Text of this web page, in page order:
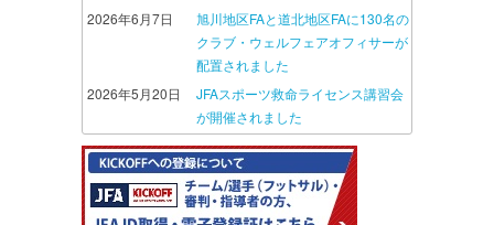
2026年6月7日
旭川地区FAと道北地区FAに130名の
クラブ・ウェルフェアオフィサーが
配置されました
2026年5月20日
JFAスポーツ救命ライセンス講習会
が開催されました